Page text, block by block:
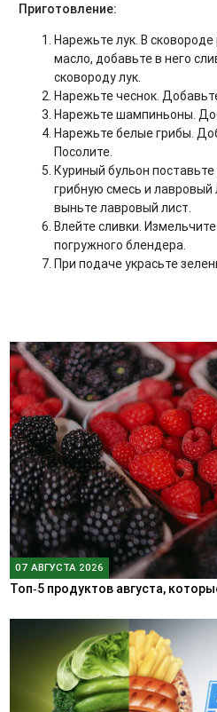
Приготовление:
Нарежьте лук. В
масло, добавьте в него
сковороду лук.
Нарежьте чеснок.
Нарежьте шампиньоны.
Нарежьте белые грибы.
Посолите.
Куриный бульон
грибную смесь и лавровый
выньте лавровый лист.
Влейте сливки.
погружного блендера.
При подаче украсьте
07 АВГУСТА 2026
Топ‑5 продуктов августа,